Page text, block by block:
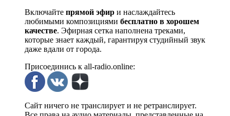
Включайте прямой эфир и наслаждайтесь
любимыми композициями бесплатно в хорошем
качестве. Эфирная сетка наполнена треками,
которые знает каждый, гарантируя студийный звук
даже вдали от города.
Присоединись к all-radio.online:
Сайт ничего не транслирует и не ретранслирует.